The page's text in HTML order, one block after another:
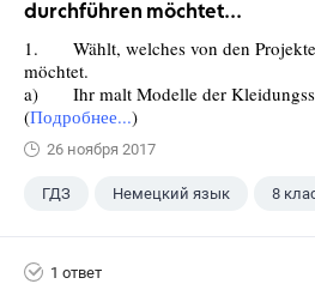
durchführen möchtet...
1. Wählt, welches von den
möchtet.
a) Ihr malt Modelle der
(Подробнее...)
26 ноября 2017
ГДЗ Немецкий язык 8
1 ответ